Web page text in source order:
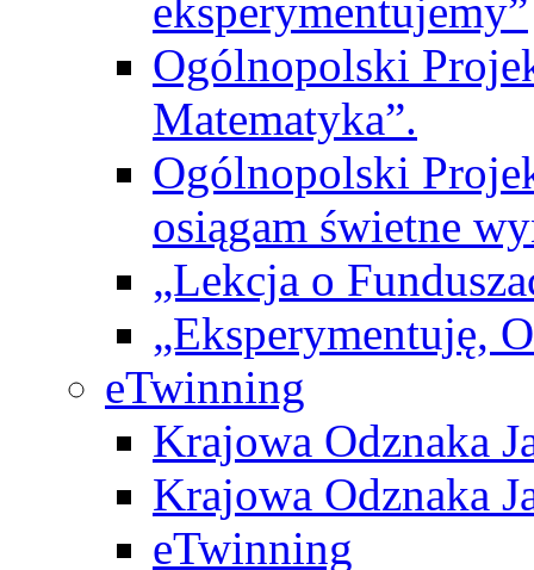
eksperymentujemy”
Ogólnopolski
Matematyka”.
Ogólnopolski
osiągam świetne
„Lekcja o
„Eksperymentuję,
eTwinning
Krajowa Odznaka
Krajowa Odznaka
eTwinning